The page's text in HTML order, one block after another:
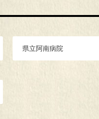
県立阿南病院